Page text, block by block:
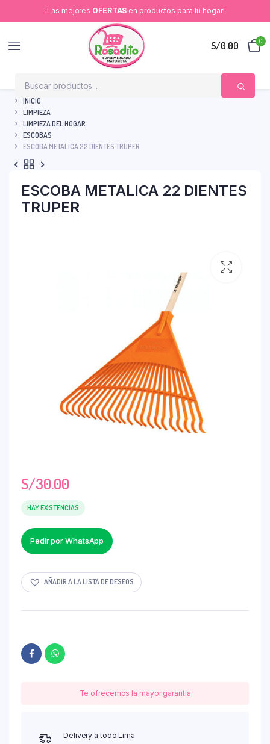
¡Las mejores OFERTAS en productos para tu hogar!
S/0.00 0
INICIO
LIMPIEZA
LIMPIEZA DEL HOGAR
ESCOBAS
ESCOBA METALICA 22 DIENTES TRUPER
ESCOBA METALICA 22 DIENTES
TRUPER
S/30.00
HAY EXISTENCIAS
Pedir por WhatsApp
AÑADIR A LA LISTA DE DESEOS
Te ofrecemos la mayor garantía
Delivery a todo Lima